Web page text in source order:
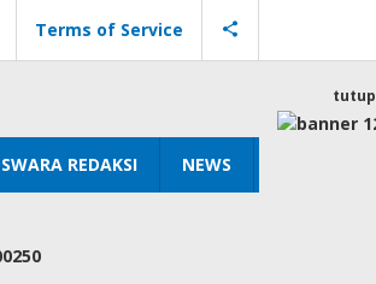
Terms of Service
SWARA REDAKSI NEWS
tutup